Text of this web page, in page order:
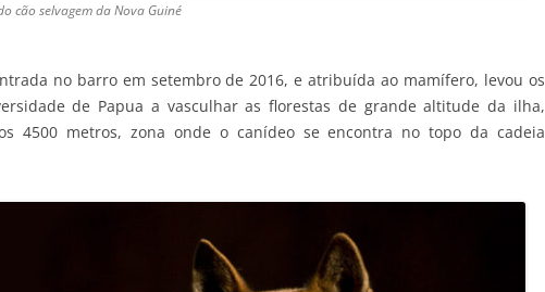
cão selvagem da Nova Guiné
no barro em setembro de 2016, e atribuída ao mamífero, levou os
de Papua a vasculhar as florestas de grande altitude da ilha,
4500 metros, zona onde o canídeo se encontra no topo da cadeia